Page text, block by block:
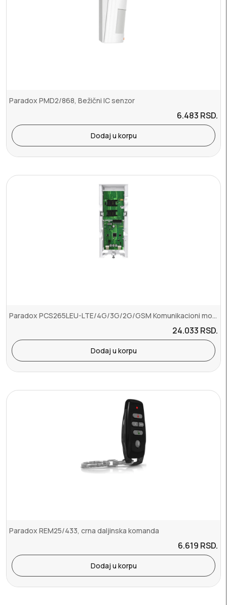
Paradox PMD2/868, Bežični IC senzor
6.483 RSD.
Dodaj u korpu
Paradox PCS265LEU-LTE/4G/3G/2G/GSM Komunikacioni modul
24.033 RSD.
Dodaj u korpu
Paradox REM25/433, crna daljinska komanda
6.619 RSD.
Dodaj u korpu